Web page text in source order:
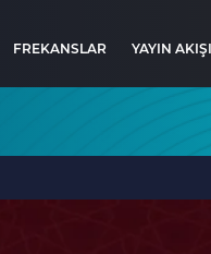
FREKANSLAR YAYIN AKIŞI